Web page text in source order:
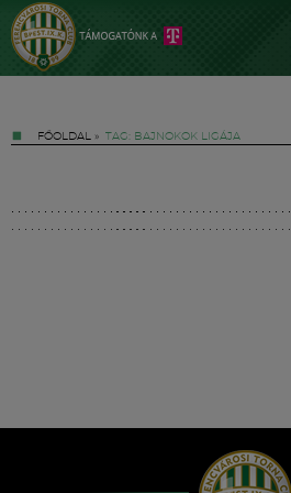
FŐOLDAL » TAG: BAJNOKOK LIGÁJA
Hírek